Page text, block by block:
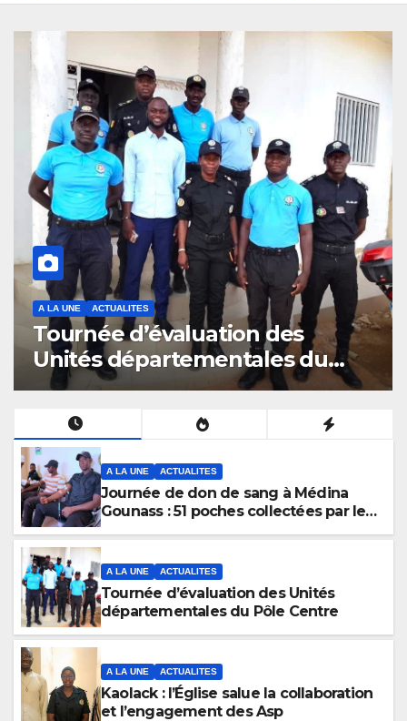
A LA UNE ACTUALITES
Kaolack : l’Église salue la
collaboration et
des Asp
A LA UNE ACTUALITES
Journée de don de sang à Médina
Gounass : 51 poches collectées par les
A LA UNE ACTUALITES
Tournée d’évaluation des Unités
départementales du Pôle Centre
A LA UNE ACTUALITES
Kaolack : l’Église salue la collaboration
et l’engagement des Asp